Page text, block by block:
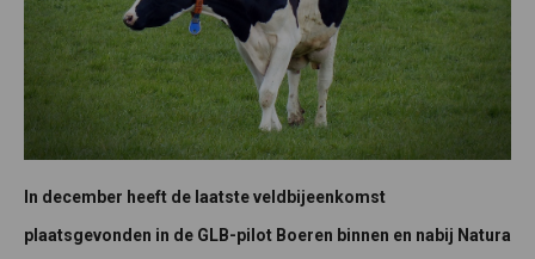
In december heeft de laatste veldbijeenkomst
plaatsgevonden in de GLB-pilot Boeren binnen en nabij Natura